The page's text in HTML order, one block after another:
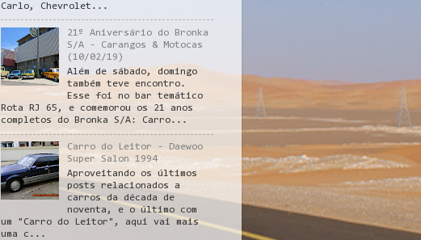
Carlo, Chevrolet...
21º Aniversário do Bronka
S/A - Carangos & Motocas
(10/02/19)
Além de sábado, domingo
também teve encontro.
Esse foi no bar temático
Rota RJ 65, e comemorou os 21 anos
completos do Bronka S/A: Carro...
Carro do Leitor - Daewoo
Super Salon 1994
Aproveitando os últimos
posts relacionados a
carros da década de
noventa, e o último com
um "Carro do Leitor", aqui vai mais
uma c...